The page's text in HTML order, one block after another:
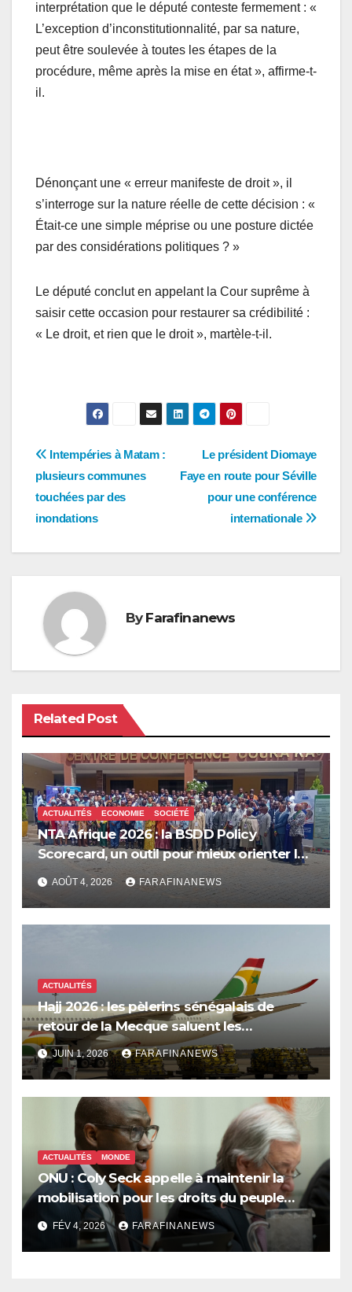
interprétation que le député conteste fermement : «
L’exception d’inconstitutionnalité, par sa nature,
peut être soulevée à toutes les étapes de la
procédure, même après la mise en état », affirme-t-
il.
Dénonçant une « erreur manifeste de droit », il
s’interroge sur la nature réelle de cette décision : «
Était-ce une simple méprise ou une posture dictée
par des considérations politiques ? »
Le député conclut en appelant la Cour suprême à
saisir cette occasion pour restaurer sa crédibilité :
« Le droit, et rien que le droit », martèle-t-il.
Navigation
de
l’article
Le président Diomaye
Faye en route pour Séville
pour une conférence
internationale
Intempéries à Matam :
plusieurs communes
touchées par des
inondations
By Farafinanews
Related Post
ACTUALITÉS ECONOMIE SOCIÉTÉ
NTA Afrique 2026 : la BSDD Policy
Scorecard, un outil pour mieux orienter les
dépenses publiques
AOÛT 4, 2026 FARAFINANEWS
ACTUALITÉS
Hajj 2026 : les pèlerins sénégalais de
retour de la Mecque saluent les
innovations d’Air Sénégal SA
JUIN 1, 2026 FARAFINANEWS
ACTUALITÉS MONDE
ONU : Coly Seck appelle à maintenir la
mobilisation pour les droits du peuple
palestinien
FÉV 4, 2026 FARAFINANEWS